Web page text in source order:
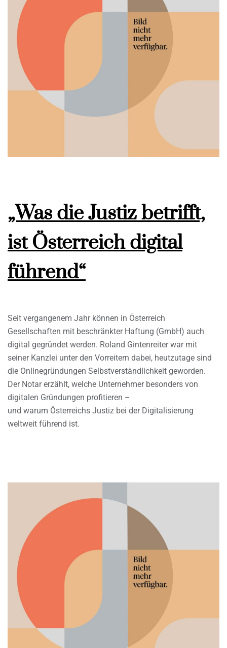
„Was die Justiz betrifft,
ist Österreich digital
führend“
Seit vergangenem Jahr können in Österreich
Gesellschaften mit beschränkter Haftung (GmbH) auch
digital gegründet werden. Roland Gintenreiter war mit
seiner Kanzlei unter den Vorreitern dabei, heutzutage sind
die Onlinegründungen Selbstverständlichkeit geworden.
Der Notar erzählt, welche Unternehmer besonders von
digitalen Gründungen profitieren –
und warum Österreichs Justiz bei der Digitalisierung
weltweit führend ist.